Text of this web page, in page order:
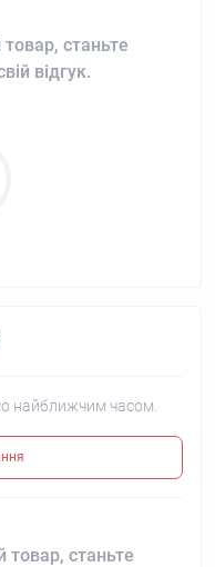
станьте
відгук.
найближчим часом.
станьте